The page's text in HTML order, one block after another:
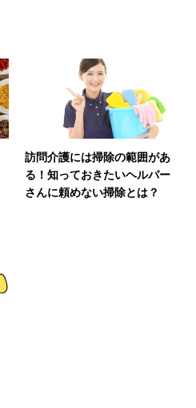
訪問介護には掃除の範囲があ
る！知っておきたいヘルパー
さんに頼めない掃除とは？